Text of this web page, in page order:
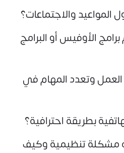
والاجتماعات؟
الأوفيس أو البرامج
وتعدد المهام في
بطريقة احترافية؟
مشكلة تنظيمية وكيف